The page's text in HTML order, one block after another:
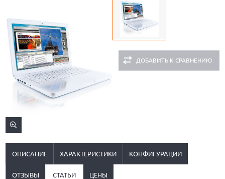
ДОБАВИТЬ К СРАВНЕНИЮ
ОПИСАНИЕ ХАРАКТЕРИСТИКИ КОНФИГУРАЦИИ
ОТЗЫВЫ СТАТЬИ ЦЕНЫ